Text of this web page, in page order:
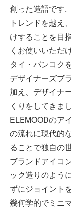
創った造語です.
トレンドを越え
けすることを目
くお使いいただ
タイ・バンコク
デザイナーズブ
加え、デザイナ
くりをしてきまし
ELEMOODのア
の流れに現代的
ることで独自の
ブランドアイコ
ック造りのよう
ずにジョイント
幾何学的でミニ